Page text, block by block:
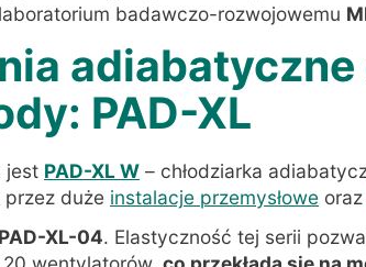
badawczo-rozwojowemu
PAD-XL
jest PAD-XL W – chłodziarka
duże instalacje przemysłowe oraz
PAD-XL-04. Elastyczność tej serii